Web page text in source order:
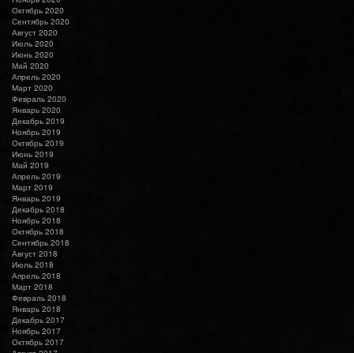
Октябрь 2020
Сентябрь 2020
Август 2020
Июль 2020
Июнь 2020
Май 2020
Апрель 2020
Март 2020
Февраль 2020
Январь 2020
Декабрь 2019
Ноябрь 2019
Октябрь 2019
Июнь 2019
Май 2019
Апрель 2019
Март 2019
Январь 2019
Декабрь 2018
Ноябрь 2018
Октябрь 2018
Сентябрь 2018
Август 2018
Июль 2018
Апрель 2018
Март 2018
Февраль 2018
Январь 2018
Декабрь 2017
Ноябрь 2017
Октябрь 2017